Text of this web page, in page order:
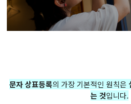
문자 상표등록의 가장 기본적인 원칙은
는 것입니다.